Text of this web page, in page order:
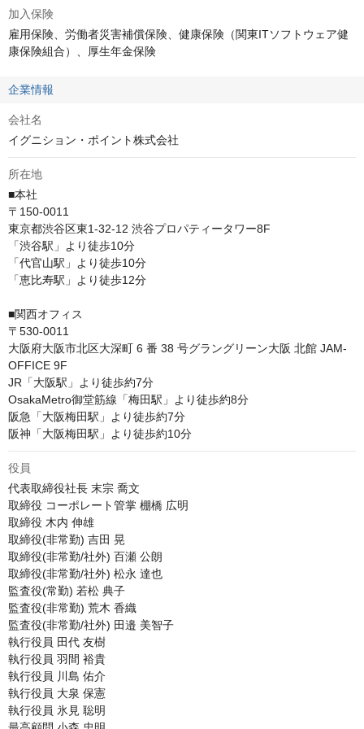
加入保険
雇用保険、労働者災害補償保険、健康保険（関東ITソフトウェア健
康保険組合）、厚生年金保険
企業情報
会社名
イグニション・ポイント株式会社
所在地
■本社
〒150-0011
東京都渋谷区東1-32-12 渋谷プロパティータワー8F
「渋谷駅」より徒歩10分
「代官山駅」より徒歩10分
「恵比寿駅」より徒歩12分
■関西オフィス
〒530-0011
大阪府大阪市北区大深町 6 番 38 号グラングリーン大阪 北館 JAM-
OFFICE 9F
JR「大阪駅」より徒歩約7分
OsakaMetro御堂筋線「梅田駅」より徒歩約8分
阪急「大阪梅田駅」より徒歩約7分
阪神「大阪梅田駅」より徒歩約10分
役員
代表取締役社長 末宗 喬文
取締役 コーポレート管掌 棚橋 広明
取締役 木内 伸雄
取締役(非常勤) 吉田 晃
取締役(非常勤/社外) 百瀬 公朗
取締役(非常勤/社外) 松永 達也
監査役(常勤) 若松 典子
監査役(非常勤) 荒木 香織
監査役(非常勤/社外) 田邉 美智子
執行役員 田代 友樹
執行役員 羽間 裕貴
執行役員 川島 佑介
執行役員 大泉 保憲
執行役員 氷見 聡明